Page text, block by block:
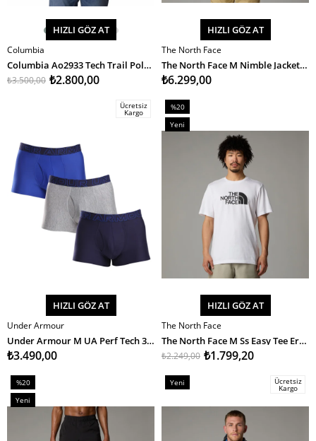
SEPETE EKLE
HIZLI GÖZ AT
Columbia
Columbia Ao2933 Tech Trail Polo Erkek T-Shirt
₺2.800,00
₺3.500,00
SEPETE EKLE
HIZLI GÖZ AT
The North Face
The North Face M Nimble Jacket - Eu Erkek Ceket
₺6.299,00
SEPETE EKLE
Ücretsiz
Kargo
HIZLI GÖZ AT
Under Armour
Under Armour M UA Perf Tech 3in Erkek Boxer
₺3.490,00
SEPETE EKLE
%20
İndirim
%20İndirim
Yeni
HIZLI GÖZ AT
The North Face
The North Face M Ss Easy Tee Erkek T-Shirt
₺1.799,20
₺2.249,00
%20
İndirim
%20İndirim
Yeni
Yeni
Ücretsiz
Kargo